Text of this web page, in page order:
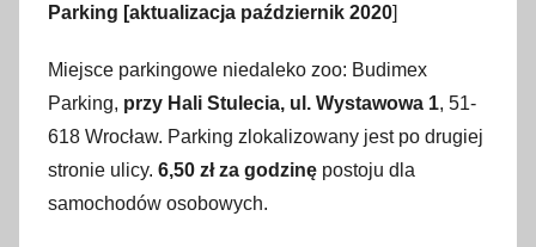
Parking [aktualizacja październik 2020]
Miejsce parkingowe niedaleko zoo: Budimex
Parking, przy Hali Stulecia, ul. Wystawowa 1, 51-
618 Wrocław. Parking zlokalizowany jest po drugiej
stronie ulicy. 6,50 zł za godzinę postoju dla
samochodów osobowych.